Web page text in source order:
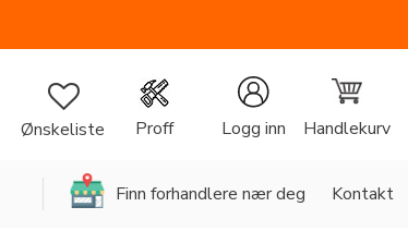
Ønskeliste Proff Logg inn Handlekurv
Finn forhandlere nær deg Kontakt